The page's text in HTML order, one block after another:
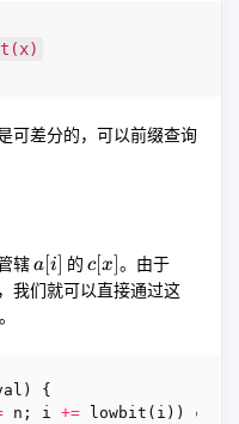
可差分的，可以前缀查询
辖a[i]
a i 的 c[x]
c[ x 。由于
我们就可以直接通过这
。
)
{
n ; i += lowbit ( i )) c